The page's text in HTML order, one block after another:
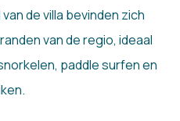
de villa bevinden zich
van de regio, ideaal
paddle surfen en